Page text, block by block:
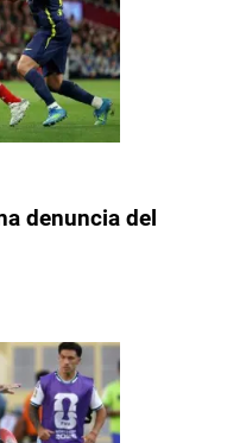
denuncia del